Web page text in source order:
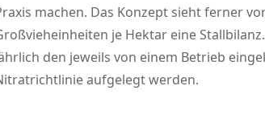
machen. Das Konzept sieht ferner
je Hektar eine
den jeweils von einem Betrieb
aufgelegt werden.